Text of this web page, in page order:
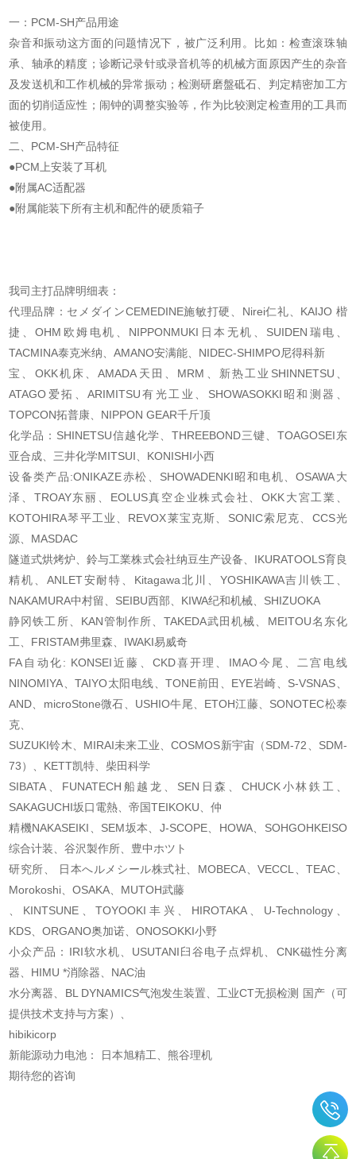
一：PCM-SH产品用途
杂音和振动这方面的问题情况下，被广泛利用。比如：检查滚珠轴
承、轴承的精度；诊断记录针或录音机等的机械方面原因产生的杂音
及发送机和工作机械的异常振动；检测研磨盤砥石、判定精密加工方
面的切削适应性；闹钟的调整实验等，作为比较测定检查用的工具而
被使用。
二、PCM-SH产品特征
●PCM上安装了耳机
●附属AC适配器
●附属能装下所有主机和配件的硬质箱子
我司主打品牌明细表：
代理品牌：セメダインCEMEDINE施敏打硬、Nirei仁礼、KAIJO 楷
捷、OHM欧姆电机、 NIPPONMUKI日本无机、SUIDEN瑞电、
TACMINA泰克米纳、AMANO安满能、NIDEC-SHIMPO尼得科新
宝、OKK机床、AMADA天田、MRM、新热工业SHINNETSU、
ATAGO爱拓、ARIMITSU有光工业、 SHOWASOKKI昭和测器、
TOPCON拓普康、NIPPON GEAR千斤顶
化学品：SHINETSU信越化学、THREEBOND三键、TOAGOSEI东
亚合成、三井化学MITSUI、KONISHI小西
设备类产品:ONIKAZE赤松、SHOWADENKI昭和电机、OSAWA大
泽、TROAY东丽、EOLUS真空企业株式会社、OKK大宮工業、
KOTOHIRA琴平工业、REVOX莱宝克斯、SONIC索尼克、CCS光
源、MASDAC
隧道式烘烤炉、鈴与工業株式会社纳豆生产设备、IKURATOOLS育良
精机、ANLET安耐特、 Kitagawa北川、YOSHIKAWA吉川铁工、
NAKAMURA中村留、SEIBU西部、KIWA纪和机械、SHIZUOKA
静冈铁工所、KAN管制作所、TAKEDA武田机械、MEITOU名东化
工、FRISTAM弗里森、IWAKI易威奇
FA自动化: KONSEI近藤、CKD喜开理、IMAO今尾、二宫电线
NINOMIYA、TAIYO太阳电线、TONE前田、EYE岩崎、S-VSNAS、
AND、microStone微石、USHIO牛尾、ETOH江藤、SONOTEC松泰
克、
SUZUKI铃木、MIRAI未来工业、COSMOS新宇宙（SDM-72、SDM-
73）、KETT凯特、柴田科学
SIBATA、FUNATECH船越龙、SEN日森、CHUCK小林鉄工、
SAKAGUCHI坂口電熱、帝国TEIKOKU、仲
精機NAKASEIKI、SEM坂本、J-SCOPE、HOWA、SOHGOHKEISO
综合计装、谷沢製作所、豊中ホツト
研究所、 日本へルメシール株式社、MOBECA、VECCL、TEAC、
Morokoshi、OSAKA、MUTOH武藤
、KINTSUNE、TOYOOKI丰兴、HIROTAKA、U-Technology、
KDS、ORGANO奥加诺、ONOSOKKI小野
小众产品：IRI软水机、USUTANI臼谷电子点焊机、CNK磁性分离
器、HIMU *消除器、NAC油
水分离器、BL DYNAMICS气泡发生装置、工业CT无损检测 国产（可
提供技术支持与方案）、
hibikicorp
新能源动力电池： 日本旭精工、熊谷理机
期待您的咨询